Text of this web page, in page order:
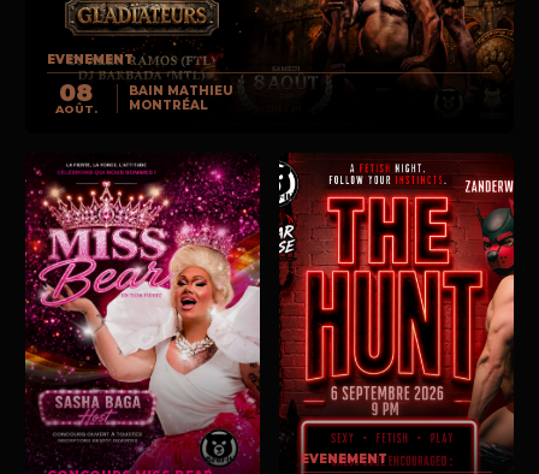
EVENEMENT
08
AOÛT.
BAIN MATHIEU
MONTRÉAL
EVENEMENT